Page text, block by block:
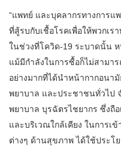
“แพทย์ และบุคลากรทางการแ
ที่สู้รบกับเชื้อโรคเพื่อให้พวกเ
ในช่วงที่โควิด-19 ระบาดนั้น
แม้มีกำลังในการซื้อก็ไม่สามา
อย่างมากที่ได้นำหน้ากากอนา
พยาบาล และประชาชนทั่วไป
พยาบาล บุรฉัตรไชยากร ซึ่งถื
และบริเวณใกล้เคียง ในการเ
ต่างๆ ด้านสุขภาพ ได้ใช้ประโ